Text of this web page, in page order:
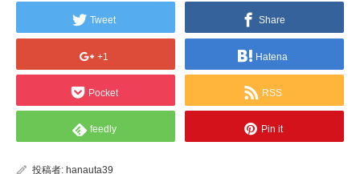
Tweet Share
+1 Hatena
Pocket RSS
feedly Pin it
投稿者: hanauta39